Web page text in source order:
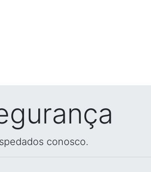
conosco.